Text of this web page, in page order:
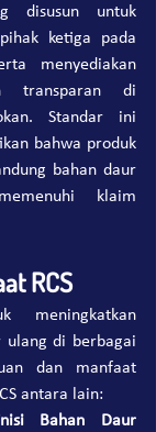
disusun untuk
ketiga pada
menyediakan
transparan di
Standar ini
bahwa produk
bahan daur
klaim
RCS
meningkatkan
ulang di berbagai
dan manfaat
antara lain:
Bahan Daur